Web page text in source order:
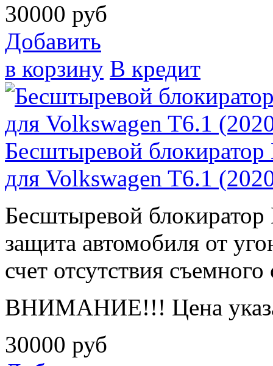
30000 руб
Добавить
в корзину В кредит
Бесштыревой
для Volkswagen T6.1
Бесштыревой
защита автомобиля от
счет отсутствия съемного
ВНИМАНИЕ!!! Цена
30000 руб